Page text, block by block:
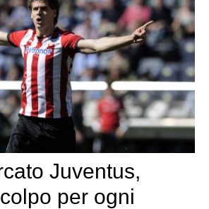
Juventus,
per ogni